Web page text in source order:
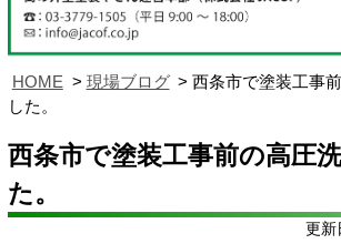
HOME 現場ブログ
西条市で塗装工事
した。
西条市で塗装工事前の高圧
た。
更新